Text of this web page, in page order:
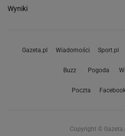
Wyniki
Gazeta.pl Wiadomości Sport.pl
Buzz Pogoda
Poczta
Copyright ©